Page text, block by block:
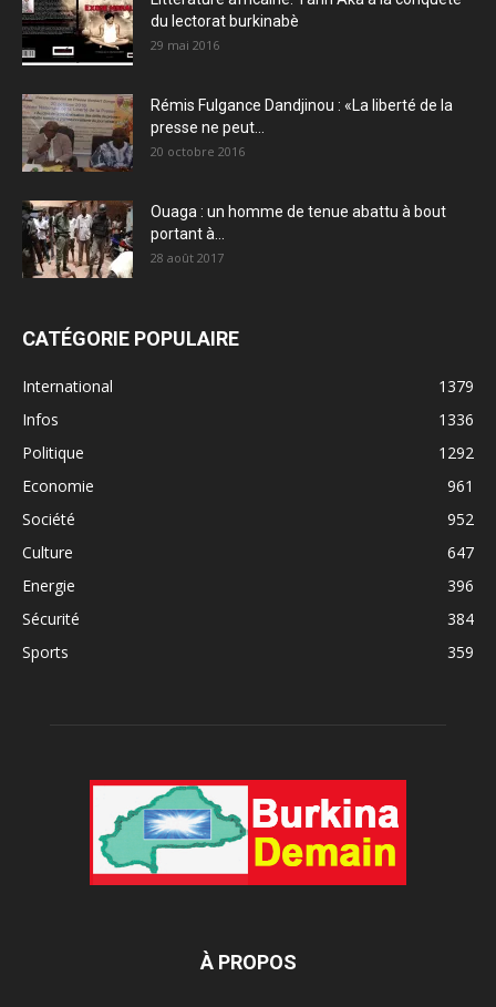
du lectorat burkinabè
29 mai 2016
Rémis Fulgance Dandjinou : «La liberté de la
presse ne peut...
20 octobre 2016
Ouaga : un homme de tenue abattu à bout
portant à...
28 août 2017
CATÉGORIE POPULAIRE
International
1379
Infos
1336
Politique
1292
Economie
961
Société
952
Culture
647
Energie
396
Sécurité
384
Sports
359
À PROPOS